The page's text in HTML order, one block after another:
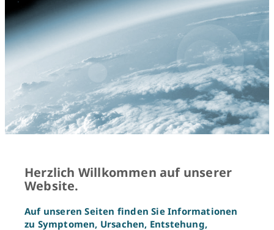
Herzlich Willkommen auf unserer
Website.
Auf unseren Seiten finden Sie Informationen
zu Symptomen, Ursachen, Entstehung,